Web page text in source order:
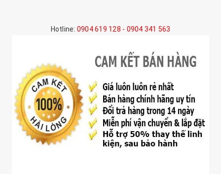
Hotline: 0904 619 128 - 0904 341 563